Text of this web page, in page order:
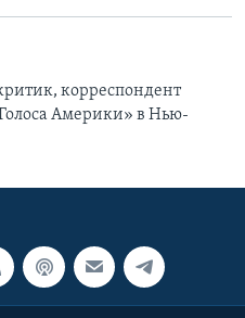
корреспондент
Америки» в Нью-